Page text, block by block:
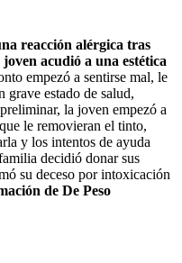
reacción alérgica tras
acudió a una estética
empezó a sentirse mal, le
grave estado de salud,
la joven empezó a
le removieran el tinto,
y los intentos de ayuda
decidió donar sus
su deceso por intoxicación
de De Peso